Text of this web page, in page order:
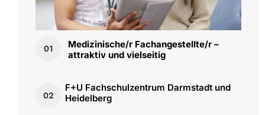
01
Medizinische/r Fachangestellte/r –
attraktiv und vielseitig
02
F+U Fachschulzentrum Darmstadt und
Heidelberg